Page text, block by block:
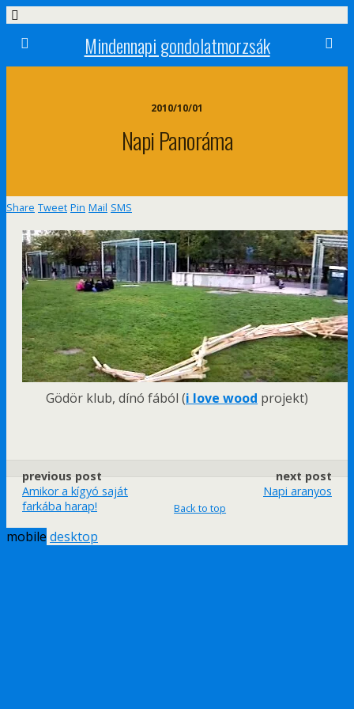
Mindennapi gondolatmorzsák
2010/10/01
Napi Panoráma
Share Tweet Pin Mail SMS
Gödör klub, dínó fából (i love wood projekt)
previous post
Amikor a kígyó saját
farkába harap!
next post
Napi aranyos
Back to top
mobile desktop